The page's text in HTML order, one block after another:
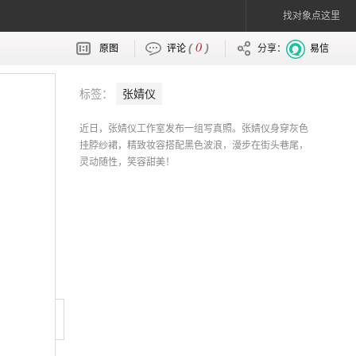
找对象点这里
原图 评论 (0 ) 分享： 易信
标签： 张婧仪
近日，张婧仪工作室发布一组写真照。张婧仪身穿灰色
挂脖纱裙，精致妆容搭配黑色波浪，漫步在街头巷尾，
灵动随性，笑容甜美！